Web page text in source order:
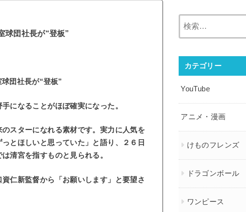
団社長が“登板”
になることがほぼ確実になった。
スターになれる素材です。実力に人気を
とほしいと思っていた」と語り、２６日
清宮を指すものと見られる。
仁新監督から「お願いします」と要望さ
カテゴリー
YouTube
アニメ・漫画
けものフレンズ
ドラゴンボール
ワンピース